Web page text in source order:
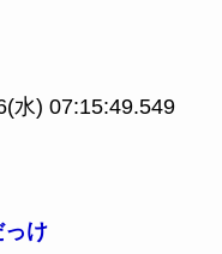
水) 07:15:49.549
っけ